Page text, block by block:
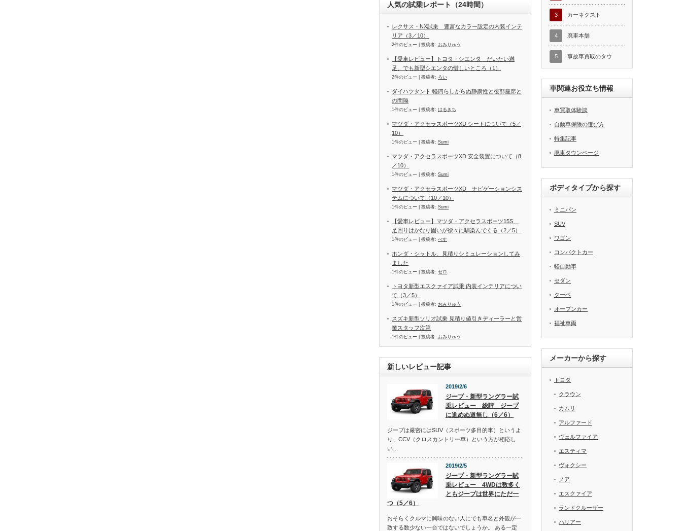
人気の試乗レポート（24時間）
レクサス・NX試乗 豊富なカラー設定の内装インテ
リア（3／10）
2件のビュー 投稿者: おみりゅう
【愛車レビュー】トヨタ・シエンタ だいたい満
足、でも新型シエンタの惜しいところ（1）
2件のビュー 投稿者: ろい
ダイハツタント 軽四らしからぬ静粛性と後部座席と
の間隔
1件のビュー 投稿者: はるきち
マツダ・アクセラスポーツXD シートについて（5／
10）
1件のビュー 投稿者: Sumi
マツダ・アクセラスポーツXD 安全装置について（8
／10）
1件のビュー 投稿者: Sumi
マツダ・アクセラスポーツXD ナビゲーションシス
テムについて（10／10）
1件のビュー 投稿者: Sumi
【愛車レビュー】マツダ・アクセラスポーツ15S
足回りはかなり固いが徐々に馴染んでくる（2／5）
1件のビュー 投稿者: べす
ホンダ・シャトル、見積りシミュレーションしてみ
ました
1件のビュー 投稿者: ゼロ
トヨタ新型エスクァイア試乗 内装インテリアについ
て（3／5）
1件のビュー 投稿者: おみりゅう
スズキ新型ソリオ試乗 見積り値引きディーラーと営
業スタッフ次第
1件のビュー 投稿者: おみりゅう
新しいレビュー記事
2019/2/6
ジープ・新型ラングラー試
乗レビュー 総評 ジープ
に進めぬ道無し（6／6）
ジープは厳密にはSUV（スポーツ多目的車）というよ
り、CCV（クロスカントリー車）という方が相応し
い…
2019/2/5
ジープ・新型ラングラー試
乗レビュー 4WDは数多く
ともジープは世界にただ一
つ（5／6）
おそらくクルマに興味のない人にでも車名と外観が一
致する数少ない一台ではないでしょうか。 ある一定
3 カーネクスト
4 廃車本舗
5 事故車買取のタウ
車関連お役立ち情報
車買取体験談
自動車保険の選び方
特集記事
廃車タウンページ
ボディタイプから探す
ミニバン
SUV
ワゴン
コンパクトカー
軽自動車
セダン
クーペ
オープンカー
福祉車両
メーカーから探す
トヨタ
クラウン
カムリ
アルファード
ヴェルファイア
エスティマ
ヴォクシー
ノア
エスクァイア
ランドクルーザー
ハリアー